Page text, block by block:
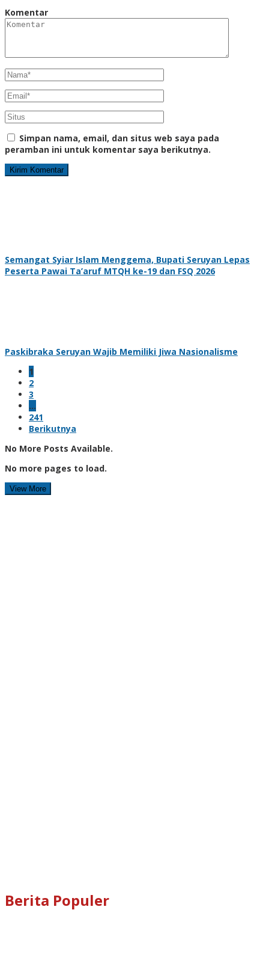
Komentar
Simpan nama, email, dan situs web saya pada
peramban ini untuk komentar saya berikutnya.
Semangat Syiar Islam Menggema, Bupati Seruyan Lepas
Peserta Pawai Ta’aruf MTQH ke-19 dan FSQ 2026
Paskibraka Seruyan Wajib Memiliki Jiwa Nasionalisme
1
2
3
…
241
Berikutnya
No More Posts Available.
No more pages to load.
View More
Berita Populer